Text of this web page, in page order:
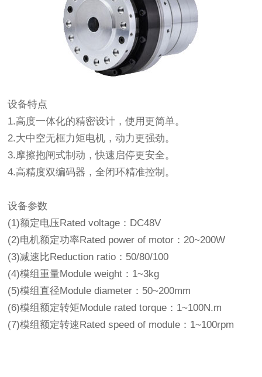
设备特点
1.高度一体化的精密设计，使用更简单。
2.大中空无框力矩电机，动力更强劲。
3.摩擦抱闸式制动，快速启停更安全。
4.高精度双编码器，全闭环精准控制。
设备参数
(1)额定电压Rated voltage：DC48V
(2)电机额定功率Rated power of motor：20~200W
(3)减速比Reduction ratio：50/80/100
(4)模组重量Module weight：1~3kg
(5)模组直径Module diameter：50~200mm
(6)模组额定转矩Module rated torque：1~100N.m
(7)模组额定转速Rated speed of module：1~100rpm